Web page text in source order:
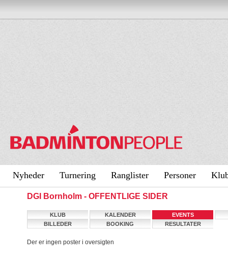
Nyheder Turnering Ranglister Personer
DGI Bornholm - OFFENTLIGE SIDER
KLUB KALENDER
EVENTS
BILLEDER
BOOKING RESULTATER
Der er ingen poster i oversigten